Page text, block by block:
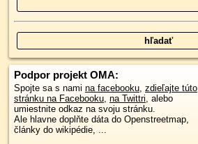
Podpor projekt OMA:
Spojte sa s nami na facebooku, zdieľajte túto
stránku na Facebooku, na Twittri, alebo
umiestnite odkaz na svoju stránku.
Ale hlavne doplňte dáta do Openstreetmap,
články do wikipédie, ...